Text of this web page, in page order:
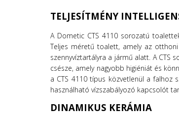
TELJESÍTMÉNY
A Dometic CTS 4110 sorozatú
Teljes méretű toalett, amely az
szennyvíztartályra a jármű alatt. A
csésze, amely nagyobb higiéniát és
a CTS 4110 típus közvetlenül a falhoz
használható vízszabályozó kapcsolót
DINAMIKUS KERÁMIA